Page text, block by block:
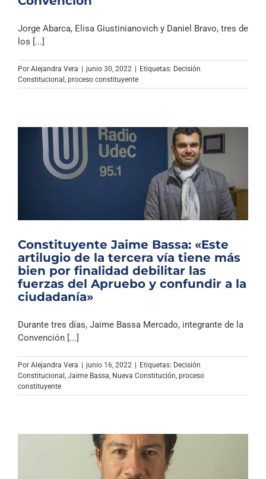
Jorge Abarca, Elisa Giustinianovich y Daniel Bravo, tres de
los [...]
Por Alejandra Vera | junio 30, 2022 | Etiquetas: Decisión
Constitucional proceso constituyente
Constituyente Jaime Bassa: «Este
artilugio de la tercera vía tiene más
bien por finalidad debilitar las
fuerzas del Apruebo y confundir a la
ciudadanía»
Durante tres días, Jaime Bassa Mercado, integrante de la
Convención [...]
Por Alejandra Vera junio 16, 2022 Etiquetas: Decisión
Constitucional , Jaime Bassa, Nueva Constitución, proceso
constituyente